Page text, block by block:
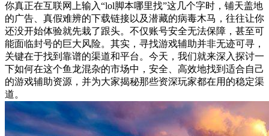
你真正在互联网上输入“lol脚本哪里找”这几个字时，铺天盖地
的广告、真假难辨的下载链接以及潜藏的病毒木马，往往让你
还没开始体验就先栽了跟头。不仅账号安全无法保障，甚至可
能面临封号的巨大风险。其实，寻找游戏辅助并非无迹可寻，
关键在于找到靠谱的渠道和平台。今天，我们就来深入探讨一
下如何在这个鱼龙混杂的市场中，安全、高效地找到适合自己
的游戏辅助资源，并为大家揭秘那些资深玩家都在用的稳定渠
道。